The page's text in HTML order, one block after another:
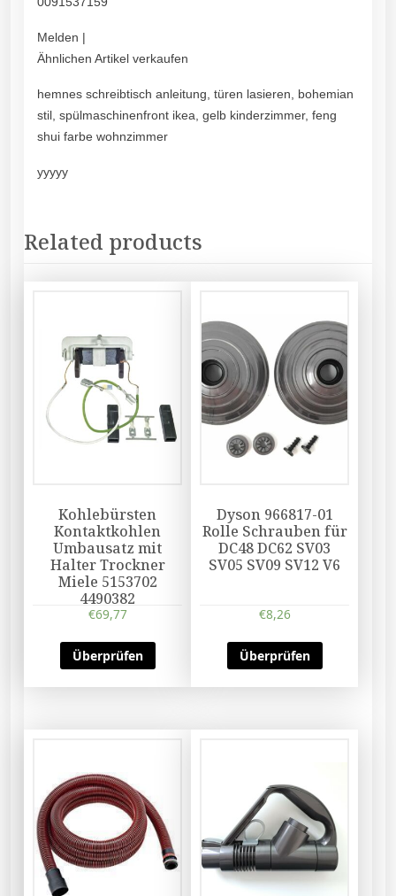
Melden |
Ähnlichen Artikel verkaufen
hemnes schreibtisch anleitung, türen lasieren, bohemian
stil, spülmaschinenfront ikea, gelb kinderzimmer, feng
shui farbe wohnzimmer
yyyyy
Related products
Kohlebürsten
Kontaktkohlen
Umbausatz mit
Halter Trockner
Miele 5153702
4490382
€69,77
Überprüfen
Dyson 966817-01
Rolle Schrauben für
DC48 DC62 SV03
SV05 SV09 SV12 V6
€8,26
Überprüfen